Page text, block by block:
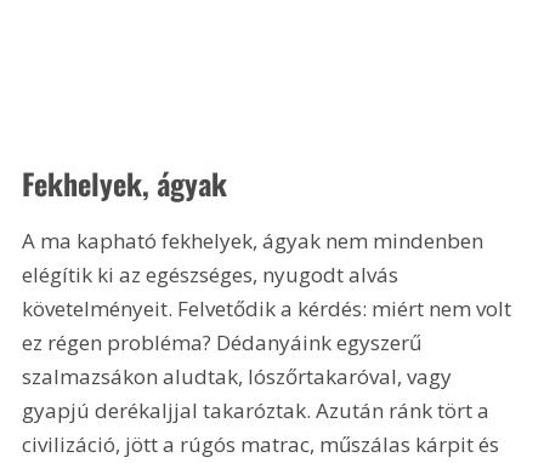
Fekhelyek, ágyak
A ma kapható fekhelyek, ágyak nem mindenben
elégítik ki az egészséges, nyugodt alvás
követelményeit. Felvetődik a kérdés: miért nem volt
ez régen probléma? Dédanyáink egyszerű
szalmazsákon aludtak, lószőrtakaróval, vagy
gyapjú derékaljjal takaróztak. Azután ránk tört a
civilizáció, jött a rúgós matrac, műszálas kárpit és